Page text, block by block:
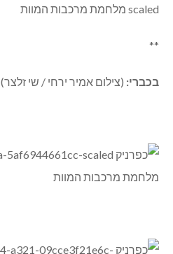
**
בכברי: (צילום אמיר ירחי / שי זלצר)